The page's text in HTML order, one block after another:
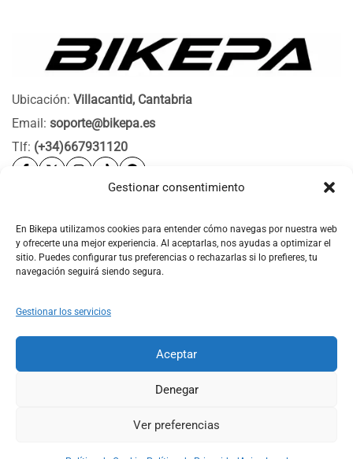
Gestionar consentimiento
En Bikepa utilizamos cookies para entender cómo navegas por nuestra web
y ofrecerte una mejor experiencia. Al aceptarlas, nos ayudas a optimizar el
sitio. Puedes configurar tus preferencias o rechazarlas si lo prefieres, tu
navegación seguirá siendo segura.
Gestionar los servicios
Aceptar
Denegar
Ver preferencias
Ubicación: Villacantid, Cantabria
Email: soporte@bikepa.es
Tlf: (+34)667931120
Bikepa
Newsletter Bikepa
© 2026 Bikepa. Todos los derechos reservados.